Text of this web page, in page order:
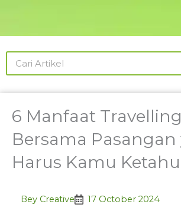
content
Search
6 Manfaat Travelling
Bersama Pasangan
Harus Kamu
Bey Creative 17 October 2024